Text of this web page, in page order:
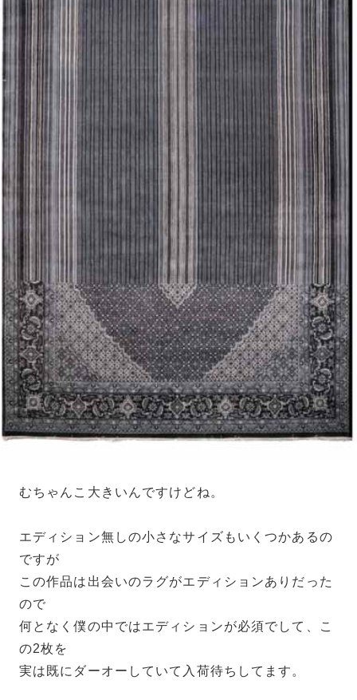
むちゃんこ大きいんですけどね。
エディション無しの小さなサイズもいくつかあるの
ですが
この作品は出会いのラグがエディションありだった
ので
何となく僕の中ではエディションが必須でして、こ
の2枚を
実は既にダーオーしていて入荷待ちしてます。